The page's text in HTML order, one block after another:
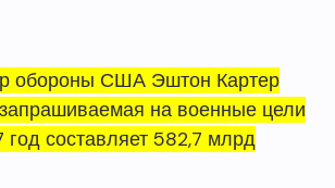
обороны США Эштон Картер
на военные цели
год составляет 582,7 млрд